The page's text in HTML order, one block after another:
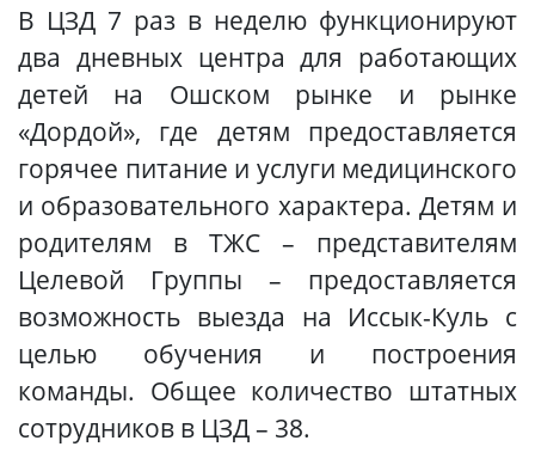
В ЦЗД 7 раз в неделю функционируют
два дневных центра для работающих
детей на Ошском рынке и рынке
«Дордой», где детям предоставляется
горячее питание и услуги медицинского
и образовательного характера. Детям и
родителям в ТЖС – представителям
Целевой Группы – предоставляется
возможность выезда на Иссык-Куль с
целью обучения и построения
команды. Общее количество штатных
сотрудников в ЦЗД – 38.